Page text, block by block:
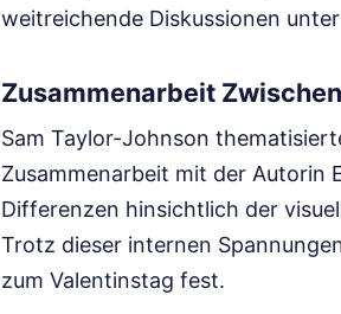
weitreichende Diskussionen
Zusammenarbeit
Sam Taylor-Johnson
Zusammenarbeit mit der Autorin
Differenzen hinsichtlich der
Trotz dieser internen
zum Valentinstag fest.